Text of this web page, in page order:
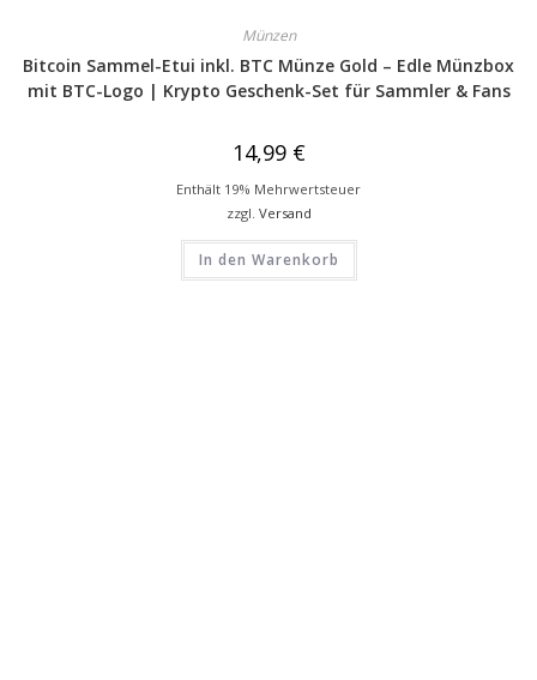
Münzen
Bitcoin Sammel-Etui inkl. BTC Münze Gold – Edle Münzbox
mit BTC-Logo | Krypto Geschenk-Set für Sammler & Fans
14,99 €
Enthält 19% Mehrwertsteuer
zzgl. Versand
In den Warenkorb